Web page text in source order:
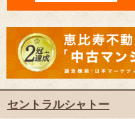
セントラルシャトー